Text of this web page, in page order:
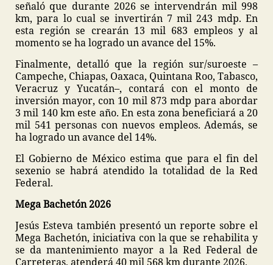
señaló que durante 2026 se intervendrán mil 998
km, para lo cual se invertirán 7 mil 243 mdp. En
esta región se crearán 13 mil 683 empleos y al
momento se ha logrado un avance del 15%.
Finalmente, detalló que la región sur/suroeste –
Campeche, Chiapas, Oaxaca, Quintana Roo, Tabasco,
Veracruz y Yucatán–, contará con el monto de
inversión mayor, con 10 mil 873 mdp para abordar
3 mil 140 km este año. En esta zona beneficiará a 20
mil 541 personas con nuevos empleos. Además, se
ha logrado un avance del 14%.
El Gobierno de México estima que para el fin del
sexenio se habrá atendido la totalidad de la Red
Federal.
Mega Bachetón 2026
Jesús Esteva también presentó un reporte sobre el
Mega Bachetón, iniciativa con la que se rehabilita y
se da mantenimiento mayor a la Red Federal de
Carreteras, atenderá 40 mil 568 km durante 2026.